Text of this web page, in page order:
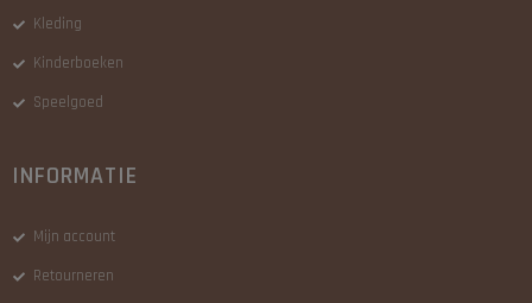
Kleding
Kinderboeken
Speelgoed
INFORMATIE
Mijn account
Retourneren